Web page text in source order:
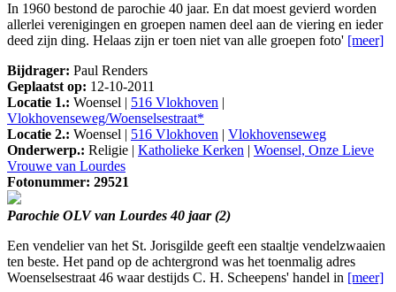
In 1960 bestond de parochie 40 jaar. En dat moest gevierd worden
allerlei verenigingen en groepen namen deel aan de viering en ieder
deed zijn ding. Helaas zijn er toen niet van alle groepen foto' [meer]
Bijdrager: Paul Renders
Geplaatst op: 12-10-2011
Locatie 1.: Woensel | 516 Vlokhoven |
Vlokhovenseweg/Woenselsestraat*
Locatie 2.: Woensel | 516 Vlokhoven | Vlokhovenseweg
Onderwerp.: Religie | Katholieke Kerken | Woensel, Onze Lieve
Vrouwe van Lourdes
Fotonummer: 29521
Parochie OLV van Lourdes 40 jaar (2)
Een vendelier van het St. Jorisgilde geeft een staaltje vendelzwaaien
ten beste. Het pand op de achtergrond was het toenmalig adres
Woenselsestraat 46 waar destijds C. H. Scheepens' handel in [meer]